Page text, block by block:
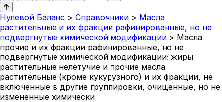
Нулевой Баланс > Справочники > Масла
растительные и их фракции рафинированные, но не
подвергнутые химической модификации > Масла
прочие и их фракции рафинированные, но не
подвергнутые химической модификации; жиры
растительные нелетучие и прочие масла
растительные (кроме кукурузного) и их фракции, не
включенные в другие группировки, очищенные, но не
измененные химически